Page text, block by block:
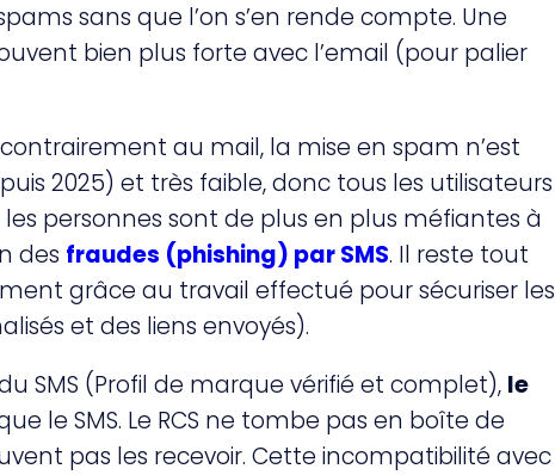
sans que l’on s’en rende compte. Une
bien plus forte avec l’email (pour palier
au mail, la mise en spam n’est
2025) et très faible, donc tous les utilisateurs
personnes sont de plus en plus méfiantes à
des fraudes (phishing) par SMS. Il reste tout
grâce au travail effectué pour sécuriser les
et des liens envoyés).
SMS (Profil de marque vérifié et complet), le
le SMS. Le RCS ne tombe pas en boîte de
pas les recevoir. Cette incompatibilité avec